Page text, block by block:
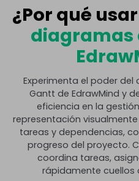
¿Por qué usar
diagramas
Experimenta el poder
Gantt de EdrawMind y
eficiencia en la
representación
tareas y dependencias,
progreso del proyecto.
coordina tareas,
rápidamente cuellos